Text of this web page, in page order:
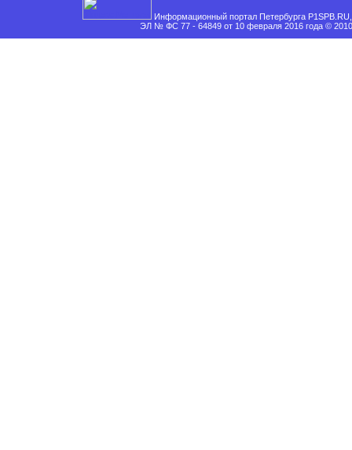
Информационный портал Петербурга
ЭЛ № ФС 77 - 64849 от 10 февраля 2016 года ©